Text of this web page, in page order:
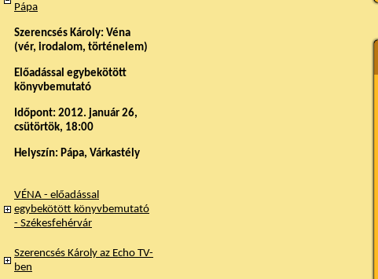
Pápa
Szerencsés Károly: Véna
(vér, irodalom, történelem)
Előadással egybekötött
könyvbemutató
Időpont: 2012. január 26,
csütörtök, 18:00
Helyszín: Pápa, Várkastély
VÉNA - előadással
egybekötött könyvbemutató
- Székesfehérvár
Szerencsés Károly az Echo TV-
ben